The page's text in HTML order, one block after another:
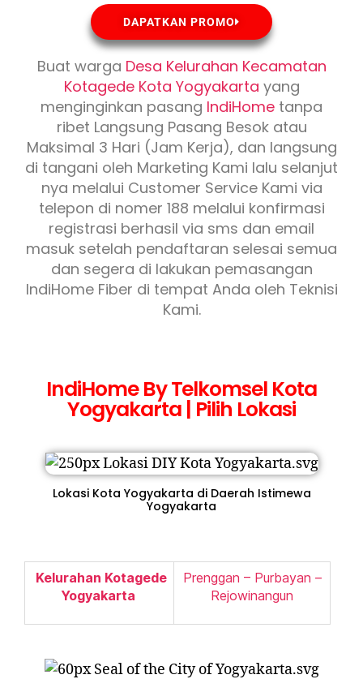
DAPATKAN PROMO
Buat warga Desa Kelurahan Kecamatan
Kotagede Kota Yogyakarta yang
menginginkan pasang IndiHome tanpa
ribet Langsung Pasang Besok atau
Maksimal 3 Hari (Jam Kerja), dan langsung
di tangani oleh Marketing Kami lalu selanjut
nya melalui Customer Service Kami via
telepon di nomer 188 melalui konfirmasi
registrasi berhasil via sms dan email
masuk setelah pendaftaran selesai semua
dan segera di lakukan pemasangan
IndiHome Fiber di tempat Anda oleh Teknisi
Kami.
IndiHome By Telkomsel Kota
Yogyakarta | Pilih Lokasi
Lokasi Kota Yogyakarta di Daerah Istimewa
Yogyakarta
Kelurahan Kotagede
Yogyakarta
Prenggan – Purbayan –
Rejowinangun